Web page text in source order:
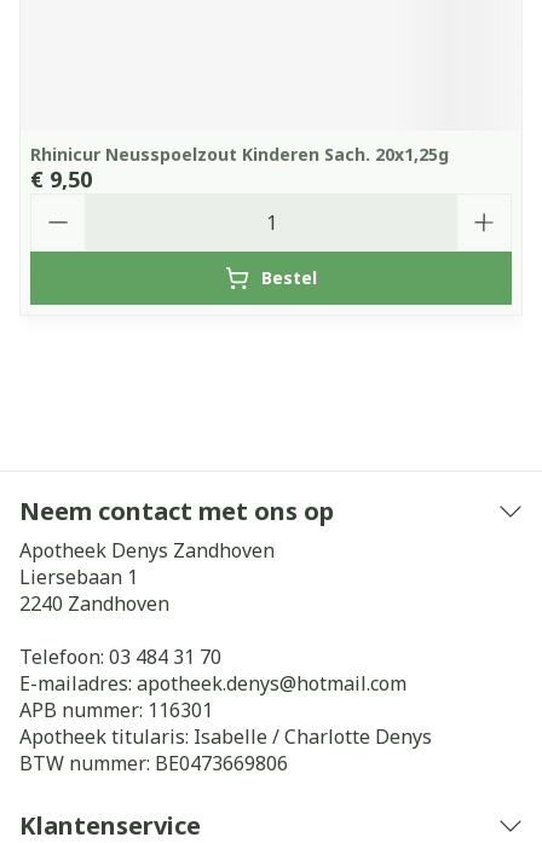
Rhinicur Neusspoelzout Kinderen Sach. 20x1,25g
€ 9,50
Bestel
Neem contact met ons op
Apotheek Denys Zandhoven
Liersebaan 1
2240 Zandhoven
Telefoon: 03 484 31 70
E-mailadres: apotheek.denys@hotmail.com
APB nummer: 116301
Apotheek titularis: Isabelle / Charlotte Denys
BTW nummer: BE0473669806
Klantenservice